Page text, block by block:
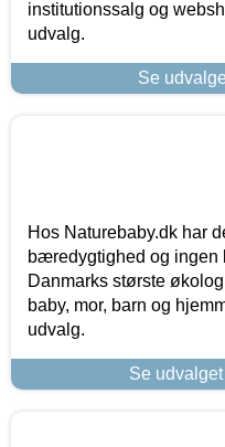
institutionssalg og
udvalg.
Se
Hos Naturebaby.dk har
bæredygtighed og ingen
Danmarks største
baby, mor, barn og
udvalg.
Se